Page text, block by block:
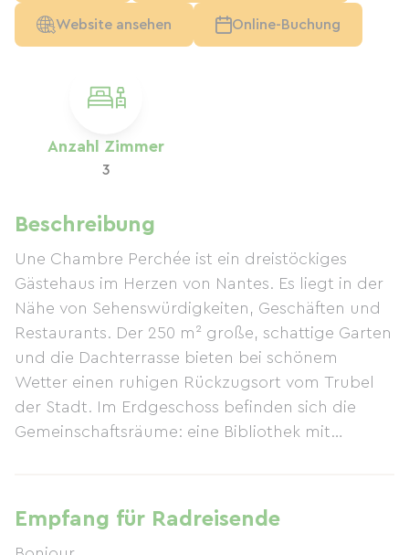
Anzahl Zimmer
3
Beschreibung
Une Chambre Perchée ist ein dreistöckiges
Gästehaus im Herzen von Nantes. Es liegt in der
Nähe von Sehenswürdigkeiten, Geschäften und
Restaurants. Der 250 m² große, schattige Garten
und die Dachterrasse bieten bei schönem
Wetter einen ruhigen Rückzugsort vom Trubel
der Stadt. Im Erdgeschoss befinden sich die
Gemeinschaftsräume: eine Bibliothek mit
Mahlzeiten servieren. Im ersten Stock befinden
sich die Suite „Pearl Buck“, zwei Schlafzimmer für
Empfang für Radreisende
Website ansehen Online-Buchung